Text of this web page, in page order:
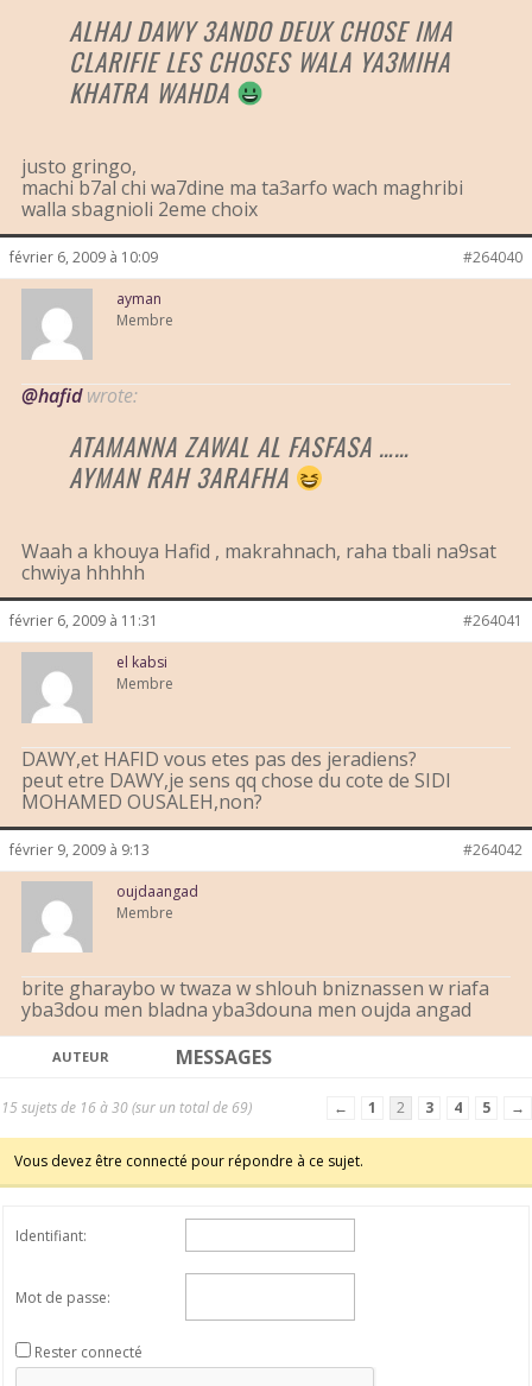
ALHAJ DAWY 3ANDO DEUX CHOSE IMA
CLARIFIE LES CHOSES WALA YA3MIHA
KHATRA WAHDA
justo gringo,
machi b7al chi wa7dine ma ta3arfo wach maghribi
walla sbagnioli 2eme choix
février 6, 2009 à 10:09 #264040
ayman
Membre
@hafidwrote:
ATAMANNA ZAWAL AL FASFASA ……
AYMAN RAH 3ARAFHA
Waah a khouya Hafid , makrahnach, raha tbali na9sat
chwiya hhhhh
février 6, 2009 à 11:31 #264041
el kabsi
Membre
DAWY,et HAFID vous etes pas des jeradiens?
peut etre DAWY,je sens qq chose du cote de SIDI
MOHAMED OUSALEH,non?
février 9, 2009 à 9:13 #264042
oujdaangad
Membre
brite gharaybo w twaza w shlouh bniznassen w riafa
yba3dou men bladna yba3douna men oujda angad
AUTEUR MESSAGES
15 sujets de 16 à 30 (sur un total de 69) ← 1 2 3 4 5 →
Vous devez être connecté pour répondre à ce sujet.
Identifiant:
Mot de passe:
Rester connecté